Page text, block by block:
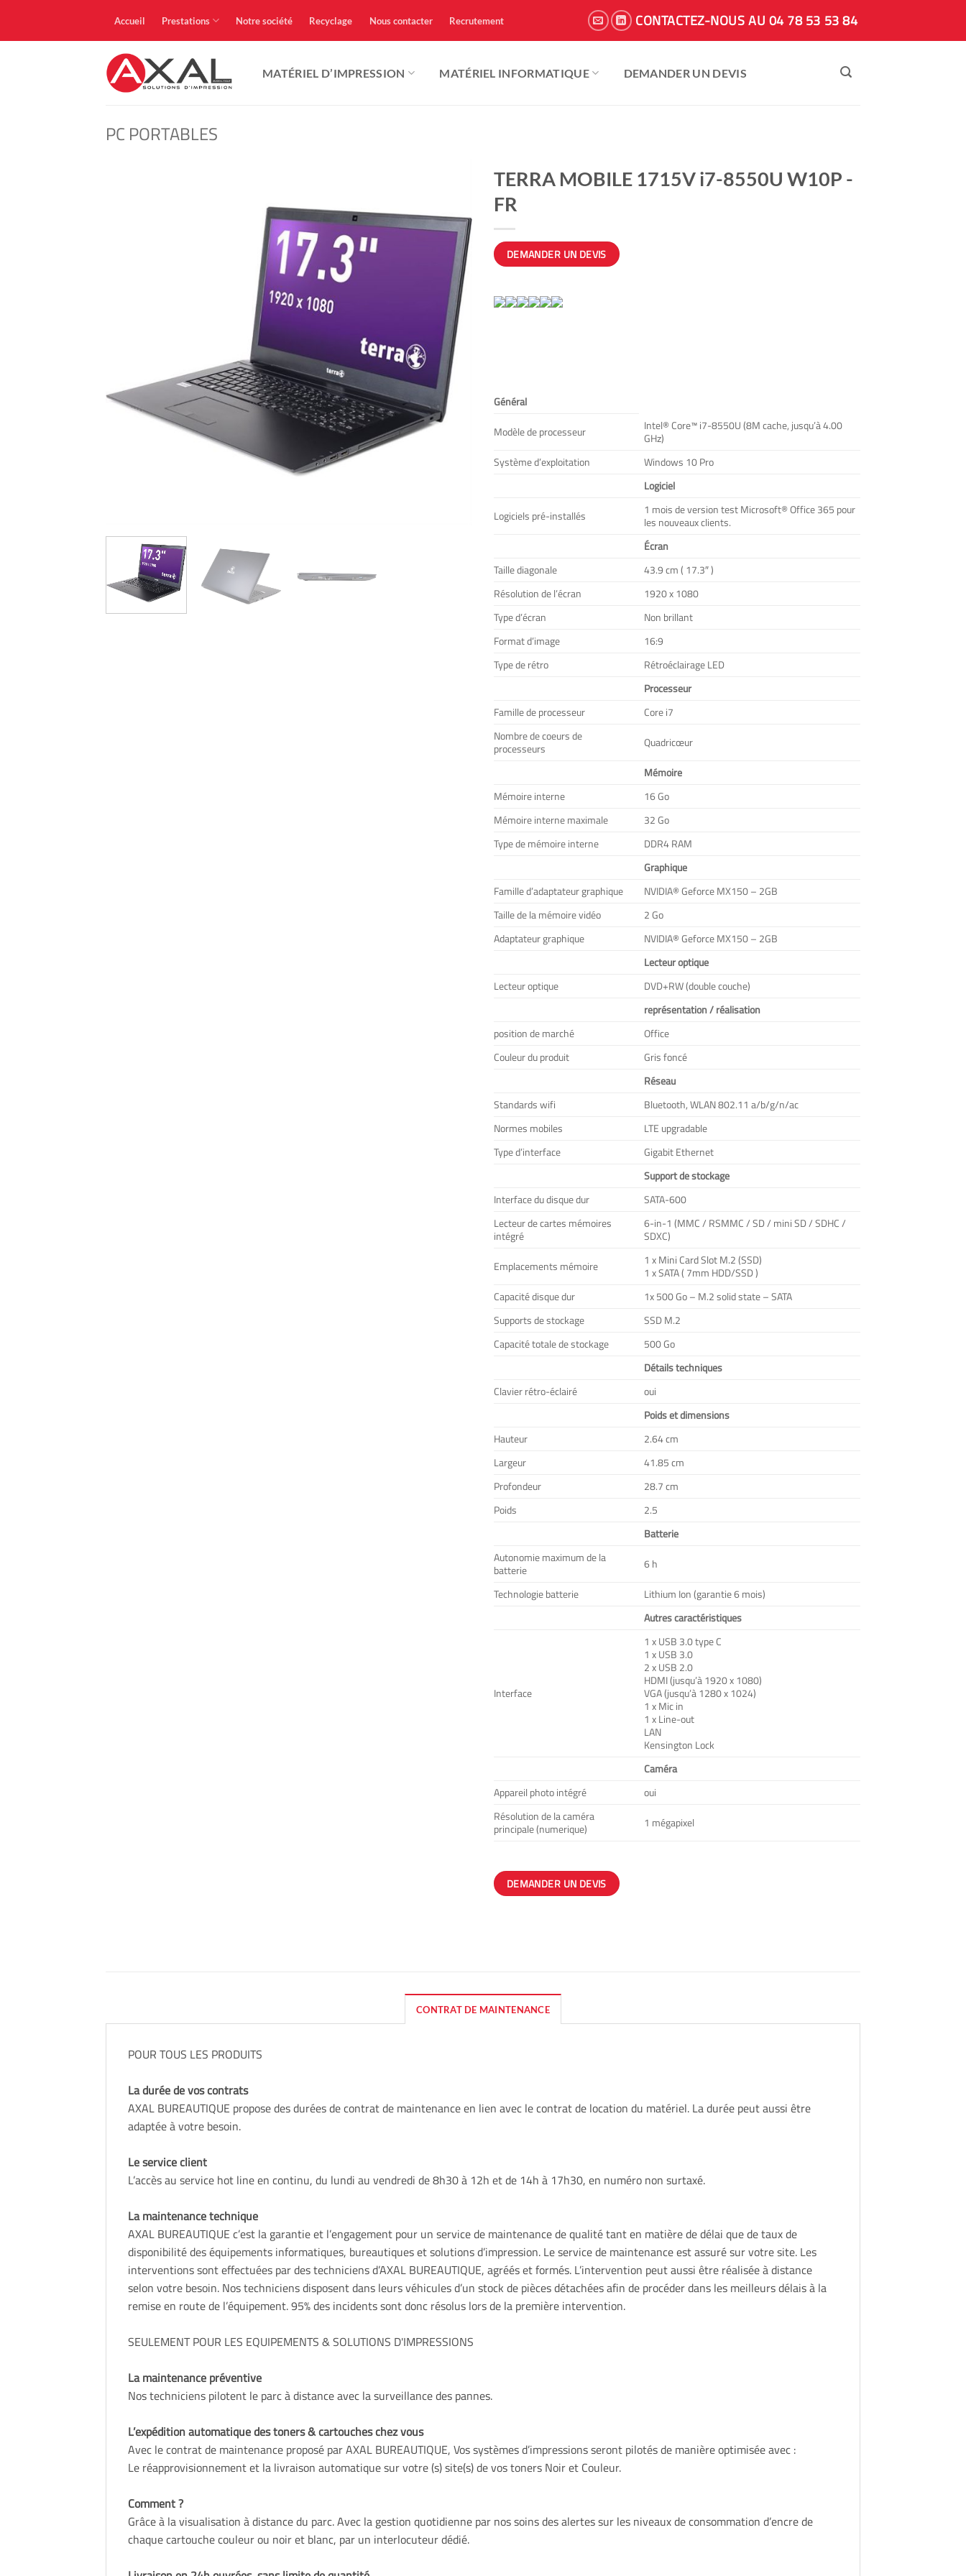
contenu
Accueil Prestations Notre société Recyclage Nous contacter Recrutement CONTACTEZ-NOUS AU 04 78 53 53 84
MATÉRIEL D’IMPRESSION MATÉRIEL INFORMATIQUE DEMANDER UN DEVIS
PC PORTABLES
TERRA MOBILE 1715V i7-8550U W10P -
FR
DEMANDER UN DEVIS
Général
Modèle de processeur
Intel® Core™ i7-8550U (8M cache, jusqu’à 4.00
GHz)
Système d’exploitation
Windows 10 Pro
Logiciel
Logiciels pré-installés
1 mois de version test Microsoft® Office 365 pour
les nouveaux clients.
Écran
Taille diagonale
43.9 cm ( 17.3″ )
Résolution de l’écran
1920 x 1080
Type d’écran
Non brillant
Format d’image
16:9
Type de rétro
Rétroéclairage LED
Processeur
Famille de processeur
Core i7
Nombre de coeurs de
processeurs
Quadricœur
Mémoire
Mémoire interne
16 Go
Mémoire interne maximale
32 Go
Type de mémoire interne
DDR4 RAM
Graphique
Famille d’adaptateur graphique
NVIDIA® Geforce MX150 – 2GB
Taille de la mémoire vidéo
2 Go
Adaptateur graphique
NVIDIA® Geforce MX150 – 2GB
Lecteur optique
Lecteur optique
DVD+RW (double couche)
représentation / réalisation
position de marché
Office
Couleur du produit
Gris foncé
Réseau
Standards wifi
Bluetooth, WLAN 802.11 a/b/g/n/ac
Normes mobiles
LTE upgradable
Type d’interface
Gigabit Ethernet
Support de stockage
Interface du disque dur
SATA-600
Lecteur de cartes mémoires
intégré
6-in-1 (MMC / RSMMC / SD / mini SD / SDHC /
SDXC)
Emplacements mémoire
1 x Mini Card Slot M.2 (SSD)
1 x SATA ( 7mm HDD/SSD )
Capacité disque dur
1x 500 Go – M.2 solid state – SATA
Supports de stockage
SSD M.2
Capacité totale de stockage
500 Go
Détails techniques
Clavier rétro-éclairé
oui
Poids et dimensions
Hauteur
2.64 cm
Largeur
41.85 cm
Profondeur
28.7 cm
Poids
2.5
Batterie
Autonomie maximum de la
batterie
6 h
Technologie batterie
Lithium Ion (garantie 6 mois)
Autres caractéristiques
Interface
1 x USB 3.0 type C
1 x USB 3.0
2 x USB 2.0
HDMI (jusqu’à 1920 x 1080)
VGA (jusqu’à 1280 x 1024)
1 x Mic in
1 x Line-out
LAN
Kensington Lock
Caméra
Appareil photo intégré
oui
Résolution de la caméra
principale (numerique)
1 mégapixel
DEMANDER UN DEVIS
CONTRAT DE MAINTENANCE
POUR TOUS LES PRODUITS
La durée de vos contrats
AXAL BUREAUTIQUE propose des durées de contrat de maintenance en lien avec le contrat de location du matériel. La durée peut aussi être
adaptée à votre besoin.
Le service client
L’accès au service hot line en continu, du lundi au vendredi de 8h30 à 12h et de 14h à 17h30, en numéro non surtaxé.
La maintenance technique
AXAL BUREAUTIQUE c’est la garantie et l’engagement pour un service de maintenance de qualité tant en matière de délai que de taux de
disponibilité des équipements informatiques, bureautiques et solutions d’impression. Le service de maintenance est assuré sur votre site. Les
interventions sont effectuées par des techniciens d’AXAL BUREAUTIQUE, agréés et formés. L’intervention peut aussi être réalisée à distance
selon votre besoin. Nos techniciens disposent dans leurs véhicules d’un stock de pièces détachées afin de procéder dans les meilleurs délais à la
remise en route de l’équipement. 95% des incidents sont donc résolus lors de la première intervention.
SEULEMENT POUR LES EQUIPEMENTS & SOLUTIONS D'IMPRESSIONS
La maintenance préventive
Nos techniciens pilotent le parc à distance avec la surveillance des pannes.
L’expédition automatique des toners & cartouches chez vous
Avec le contrat de maintenance proposé par AXAL BUREAUTIQUE, Vos systèmes d’impressions seront pilotés de manière optimisée avec :
Le réapprovisionnement et la livraison automatique sur votre (s) site(s) de vos toners Noir et Couleur.
Comment ?
Grâce à la visualisation à distance du parc. Avec la gestion quotidienne par nos soins des alertes sur les niveaux de consommation d’encre de
chaque cartouche couleur ou noir et blanc, par un interlocuteur dédié.